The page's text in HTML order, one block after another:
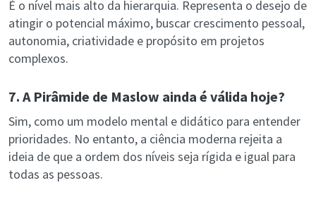
É o nível mais alto da hierarquia. Representa o desejo de
atingir o potencial máximo, buscar crescimento pessoal,
autonomia, criatividade e propósito em projetos
complexos.
7. A Pirâmide de Maslow ainda é válida hoje?
Sim, como um modelo mental e didático para entender
prioridades. No entanto, a ciência moderna rejeita a
ideia de que a ordem dos níveis seja rígida e igual para
todas as pessoas.